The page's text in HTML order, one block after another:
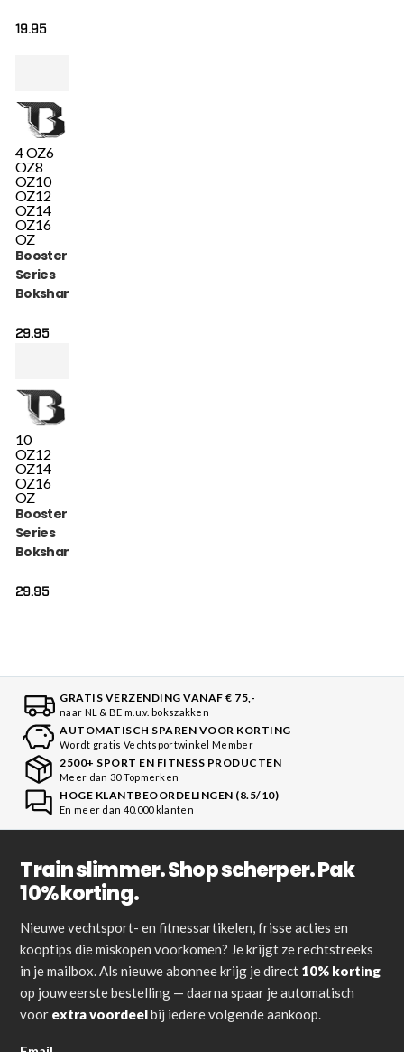
19.95
4 OZ6
OZ8
OZ10
OZ12
OZ14
OZ16
OZ
Booster Alpha
Series
Bokshandschoenen
BLACK)
29.95
10
OZ12
OZ14
OZ16
OZ
Booster Alpha
Series
Bokshandschoenen
ALPHA BLACK GOLD)
29.95
GRATIS VERZENDING VANAF € 75,-
naar NL & BE m.u.v. bokszakken
AUTOMATISCH SPAREN VOOR KORTING
Wordt gratis Vechtsportwinkel Member
2500+ SPORT EN FITNESS PRODUCTEN
Meer dan 30 Topmerken
HOGE KLANTBEOORDELINGEN (8.5/10)
En meer dan 40.000 klanten
Train slimmer. Shop scherper. Pak
10% korting.
Nieuwe vechtsport- en fitnessartikelen, frisse acties en
kooptips die miskopen voorkomen? Je krijgt ze rechtstreeks
in je mailbox. Als nieuwe abonnee krijg je direct 10% korting
op jouw eerste bestelling — daarna spaar je automatisch
voor extra voordeelbij iedere volgende aankoop.